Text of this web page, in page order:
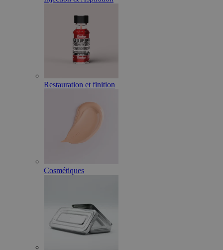
Restauration et finition
Cosmétiques